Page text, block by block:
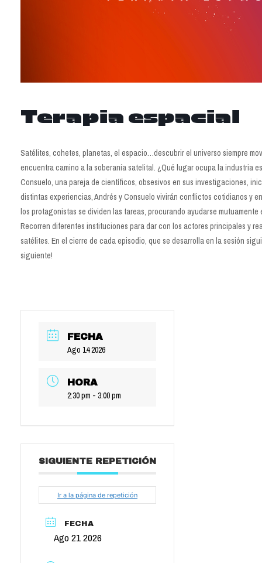
Terapia espacial
Satélites, cohetes, planetas, el espacio…descubrir el universo siempre
encuentra camino a la soberanía satelital. ¿Qué lugar ocupa la industria
Consuelo, una pareja de científicos, obsesivos en sus investigaciones,
distintas experiencias, Andrés y Consuelo vivirán conflictos cotidianos y
los protagonistas se dividen las tareas, procurando ayudarse
Recorren diferentes instituciones para dar con los actores principales y
satélites. En el cierre de cada episodio, que se desarrolla en la sesión
siguiente!
FECHA
Ago 14 2026
HORA
2:30 pm - 3:00 pm
SIGUIENTE REPETICIÓN
Ir a la página de repetición
FECHA
Ago 21 2026